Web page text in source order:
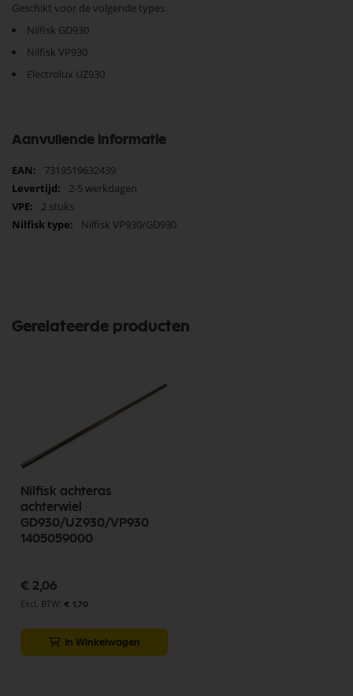
Geschikt voor de volgende types:
Nilfisk GD930
Nilfisk VP930
Electrolux UZ930
Aanvullende informatie
Meer
informatie
7319519632439
2-5 werkdagen
2 stuks
Nilfisk VP930/GD930
Gerelateerde producten
Nilfisk achteras
achterwiel
GD930/UZ930/VP930
1405059000
€ 2,06
€ 1,70
In Winkelwagen